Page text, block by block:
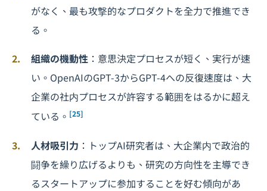
がなく、最も攻撃的なプロダクトを全力で推進でき
る。
組織の機動性 ：意思決定プロセスが短く、実行が速
い。OpenAIのGPT-3からGPT-4への反復速度は、大
企業の社内プロセスが許容する範囲をはるかに超え
ている。 [25]
人材吸引力 ：トップAI研究者は、大企業内で政治的
闘争を繰り広げるよりも、研究の方向性を主導でき
るスタートアップに参加することを好む傾向があ